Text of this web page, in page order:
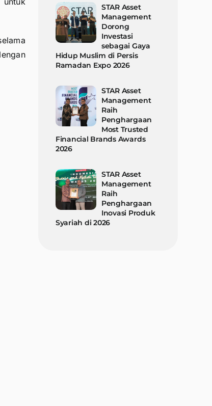
STAR Asset
Management
Dorong
Investasi
sebagai Gaya
Hidup Muslim di Persis
Ramadan Expo 2026
STAR Asset
Management
Raih
Penghargaan
Most Trusted
Financial Brands Awards
2026
STAR Asset
Management
Raih
Penghargaan
Inovasi Produk
Syariah di 2026